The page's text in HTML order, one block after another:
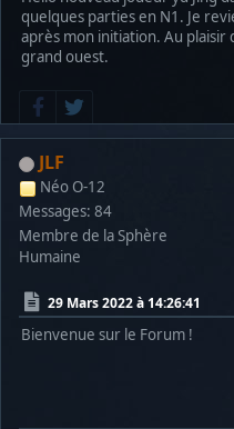
quelques parties en N1. Je
après mon initiation. Au
grand ouest.
JLF
Néo O-12
Messages: 84
Membre de la Sphère
Humaine
29 Mars 2022 à 14:26:41
Bienvenue sur le Forum !